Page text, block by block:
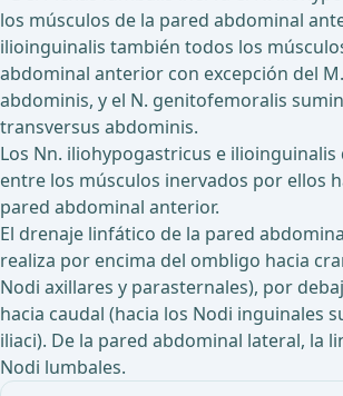
los músculos de la pared abdominal
ilioinguinalis también todos los
abdominal anterior con excepción del
abdominis, y el N. genitofemoralis
transversus abdominis.
Los Nn. iliohypogastricus e
entre los músculos inervados por ellos
pared abdominal anterior.
El drenaje linfático de la pared
realiza por encima del ombligo hacia
Nodi axillares y parasternales), por
hacia caudal (hacia los Nodi inguinales
iliaci). De la pared abdominal lateral, la
Nodi lumbales.